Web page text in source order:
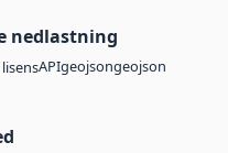
nedlastning
APIgeojsongeojson